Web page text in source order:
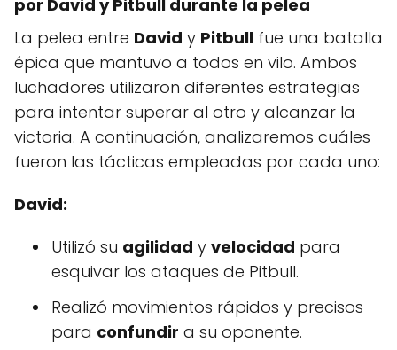
por David y Pitbull durante la pelea
La pelea entre David y Pitbull fue una batalla
épica que mantuvo a todos en vilo. Ambos
luchadores utilizaron diferentes estrategias
para intentar superar al otro y alcanzar la
victoria. A continuación, analizaremos cuáles
fueron las tácticas empleadas por cada uno:
David:
Utilizó su agilidad y velocidad para
esquivar los ataques de Pitbull.
Realizó movimientos rápidos y precisos
para confundir a su oponente.